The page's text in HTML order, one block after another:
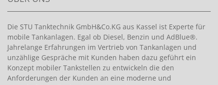
Die STU Tanktechnik GmbH&Co.KG aus Kassel ist Experte für
mobile Tankanlagen. Egal ob Diesel, Benzin und AdBlue®.
Jahrelange Erfahrungen im Vertrieb von Tankanlagen und
unzählige Gespräche mit Kunden haben dazu geführt ein
Konzept mobiler Tankstellen zu entwickeln die den
Anforderungen der Kunden an eine moderne und